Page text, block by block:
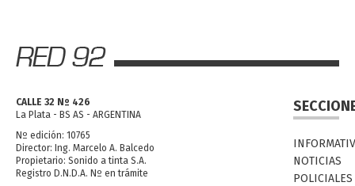
CALLE 32 Nº 426
La Plata - BS AS - ARGENTINA
Nº edición: 10765
Director: Ing. Marcelo A. Balcedo
Propietario: Sonido a tinta S.A.
Registro D.N.D.A. Nº en trámite
NOTICIAS
POLICIALES